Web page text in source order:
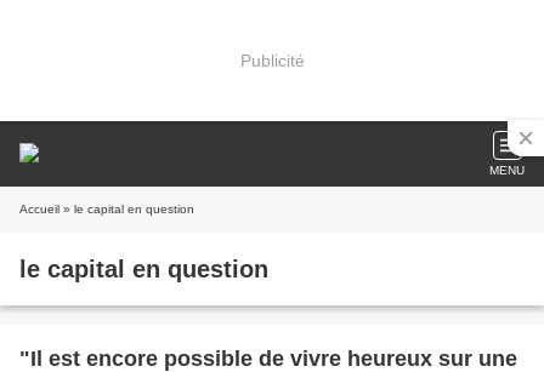
Publicité
MENU
Accueil » le capital en question
le capital en question
"Il est encore possible de vivre heureux sur une